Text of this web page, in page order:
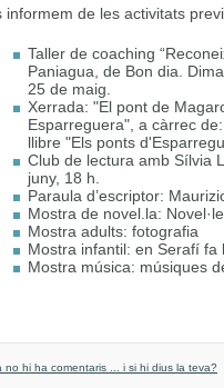
informem de les activitats
Taller de coaching
Paniagua, de Bon dia.
25 de maig.
Xerrada: "El pont de
Esparreguera", a càrrec
llibre "Els ponts
Club de lectura amb Sílvia
juny, 18 h.
Paraula d’escriptor:
Mostra de novel.la:
Mostra adults: fotografia
Mostra infantil: en Serafí fa
Mostra música: músiques
no hi ha comentaris ... i si hi dius la teva?